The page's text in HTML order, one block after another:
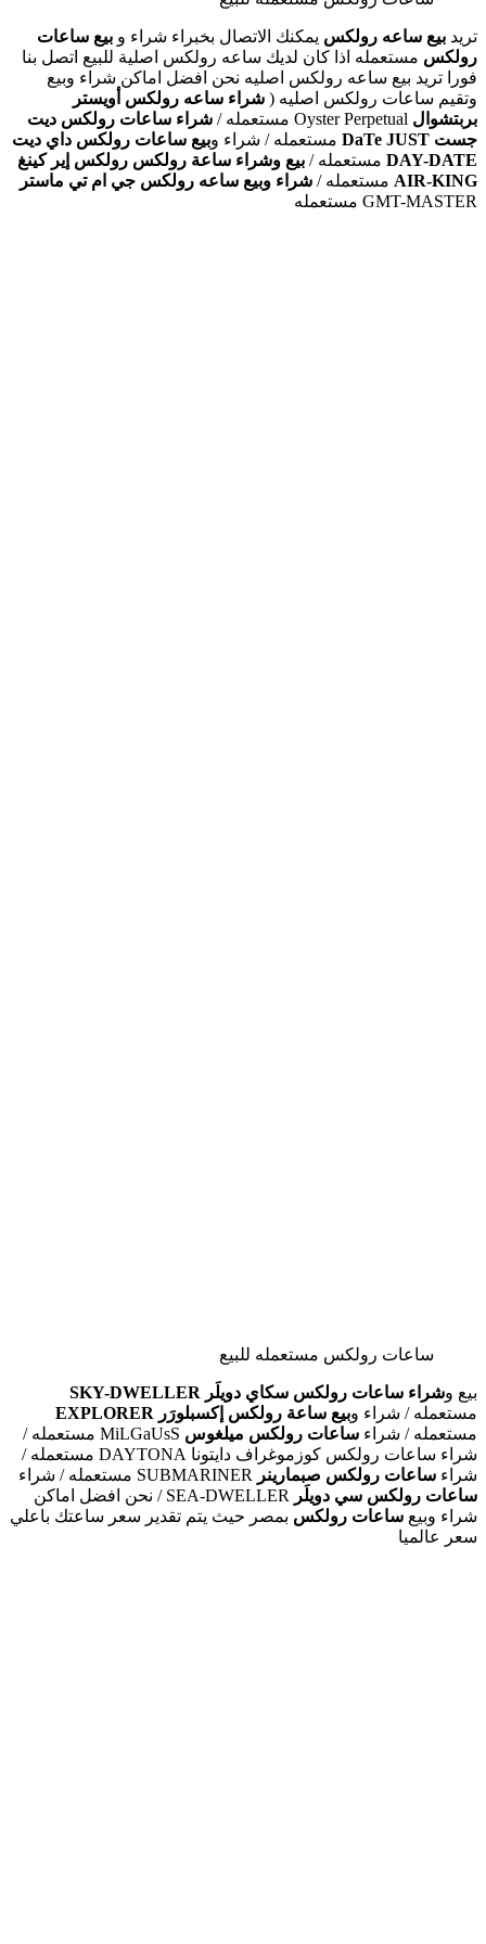
تريد بيع ساعه رولكس يمكنك الاتصال بخبراء شراء و بيع ساعات
رولكس مستعمله اذا كان لديك ساعه رولكس اصلية للبيع اتصل بنا
فورا تريد بيع ساعه رولكس اصليه نحن افضل اماكن شراء وبيع
وتقيم ساعات رولكس اصليه ( شراء ساعه رولكس أويستر
بربتشوال
شراء ساعات رولكس ديت
جست DaTe JUST مستعمله / شراء وبيع ساعات رولكس داي ديت
DAY-DATE مستعمله / بيع وشراء ساعة رولكس رولكس إير كينغ
AIR-KING مستعمله / شراء وبيع ساعه رولكس جي ام تي ماستر
GMT-MASTER مستعمله
ساعات رولكس مستعمله للبيع
بيع وشراء ساعات رولكس سكاي دويلَر SKY-DWELLER
مستعمله / شراء وبيع ساعة رولكس إكسبلورَر EXPLORER
مستعمله / شراء ساعات رولكس ميلغوس
MiLGaUsS مستعمله /
شراء ساعات رولكس كوزموغراف دايتونا DAYTONA مستعمله /
شراء ساعات رولكس صبمارينر
ساعات رولكس سي دويلَر
SEA-DWELLER / نحن افضل اماكن
شراء وبيع ساعات رولكس بمصر حيث يتم تقدير سعر ساعتك باعلي
سعر عالميا